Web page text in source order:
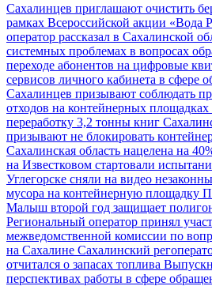
Сахалинцев приглашают очистить
рамках Всероссийской акции «Вода
оператор рассказал в Сахалинской
системных проблемах в вопросах
переходе абонентов на цифровые
сервисов личного кабинета в сфере
Сахалинцев призывают соблюдать
отходов на контейнерных площадках
переработку 3,2 тонны книг
призывают не блокировать
Сахалинская область нацелена на
на Известковом стартовали
Углегорске сняли на видео
мусора на контейнерную площадку
Малыш второй год защищает
Региональный оператор принял
межведомственной комиссии по
на Сахалине Сахалинский
отчитался о запасах топлива
перспективах работы в сфере